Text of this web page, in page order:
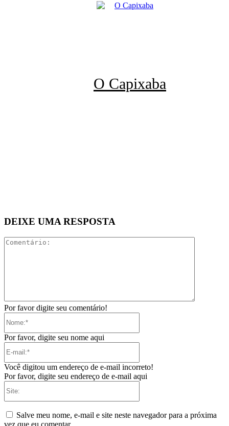
O Capixaba
DEIXE UMA RESPOSTA
Por favor digite seu comentário!
Por favor, digite seu nome aqui
Você digitou um endereço de e-mail incorreto!
Por favor, digite seu endereço de e-mail aqui
Salve meu nome, e-mail e site neste navegador para a próxima
vez que eu comentar.